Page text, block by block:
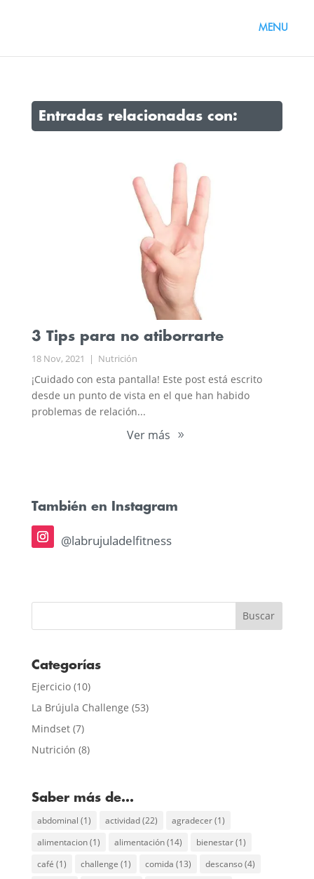
Entradas relacionadas con:
3 Tips para no atiborrarte
18 Nov, 2021 | Nutrición
¡Cuidado con esta pantalla! Este post está escrito
desde un punto de vista en el que han habido
problemas de relación...
Ver más
También en Instagram
@labrujuladelfitness
Buscar
Categorías
Ejercicio(10)
La Brújula Challenge (53)
Mindset(7)
Nutrición (8)
Saber más de…
abdominal (1) actividad(22) agradecer(1)
alimentacion(1) alimentación(14) bienestar(1)
café (1) challenge (1) comida (13) descanso(4)